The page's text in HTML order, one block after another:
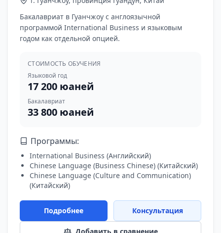
Бакалавриат в Гуанчжоу с англоязычной
программой International Business и языковым
годом как отдельной опцией.
СТОИМОСТЬ ОБУЧЕНИЯ
Языковой год
17 200 юаней
Бакалавриат
33 800 юаней
Программы:
International Business (Английский)
Chinese Language (Business Chinese) (Китайский)
Chinese Language (Culture and Communication)
(Китайский)
Подробнее Консультация